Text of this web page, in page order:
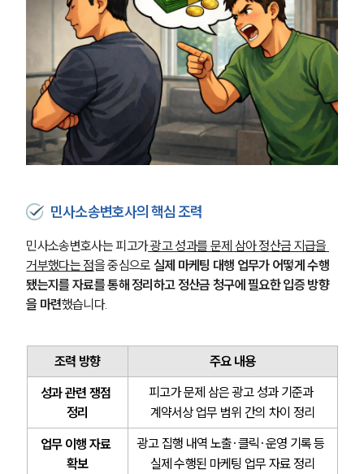
민사소송변호사의 핵심 조력
민사소송변호사는 피고가 광고 성과를 문제 삼아 정산금 지급을
거부했다는 점을 중심으로 실제 마케팅 대행 업무가 어떻게 수행
됐는지를 자료를 통해 정리하고 정산금 청구에 필요한 입증 방향
을 마련했습니다.
조력 방향
주요 내용
성과 관련 쟁점
정리
피고가 문제 삼은 광고 성과 기준과
계약서상 업무 범위 간의 차이 정리
업무 이행 자료
확보
광고 집행 내역 노출·클릭·운영 기록 등
실제 수행된 마케팅 업무 자료 정리